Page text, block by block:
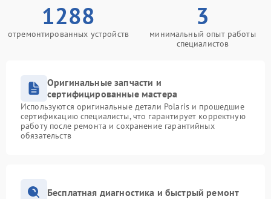
1288
отремонтированных устройств
3
минимальный опыт работы
специалистов
Оригинальные запчасти и
сертифицированные мастера
Используются оригинальные детали Polaris и прошедшие
сертификацию специалисты, что гарантирует корректную
работу после ремонта и сохранение гарантийных
обязательств
Бесплатная диагностика и быстрый ремонт